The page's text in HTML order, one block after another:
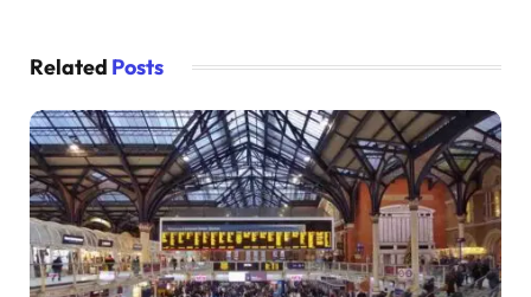
Related Posts